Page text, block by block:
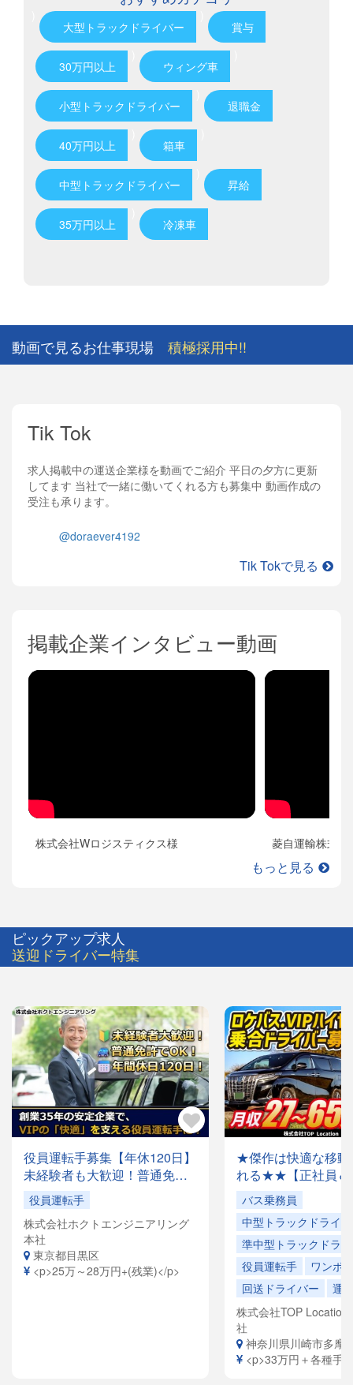
大型トラックドライバー 賞与
30万円以上 ウィング車
小型トラックドライバー 退職金
40万円以上 箱車
中型トラックドライバー 昇給
35万円以上 冷凍車
動画で見るお仕事現場 積極採用中!!
Tik Tok
求人掲載中の運送企業様を動画でご紹介 平日の夕方に更新
してます 当社で一緒に働いてくれる方も募集中 動画作成の
受注も承ります。
Tik Tokで見る
@doraever4192
掲載企業インタビュー動画
株式会社Wロジスティクス様 菱自運輸株式会
もっと見る
ピックアップ求人
送迎ドライバー特集
役員運転手募集【年休120日】
未経験者も大歓迎！普通免許
があれば応募OK✨月収28万円
以上も可能！創業35年の安定
企業で、「快適な空間」を提
供するお仕事です。
役員運転手
株式会社ホクトエンジニアリング
本社
東京都目黒区
<p>25万～28万円+(残業)</p>
★傑作は快適な移動
れる★★【正社員＆
でドライバー大量
容は全国各地を回
ドライバーや、VIP
ヤードライバーな
員寮完備！引越祝
給（規定有）あり
バス乗務員
中型トラックドライ
準中型トラックドラ
役員運転手
ワンボ
回送ドライバー
運
株式会社TOP Location
社
神奈川県川崎市多摩
<p>33万円＋各種手